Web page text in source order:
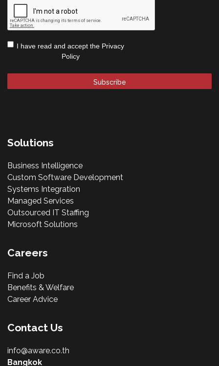
Privacy
I have read and accept the Privacy
Policy
Solutions
Business Intelligence
Custom Software Development
Systems Integration
Managed Services
Outsourced IT Staffing
Microsoft Solutions
Careers
Find a Job
Benefits & Welfare
Career Advice
Contact Us
info@aware.co.th
Bangkok